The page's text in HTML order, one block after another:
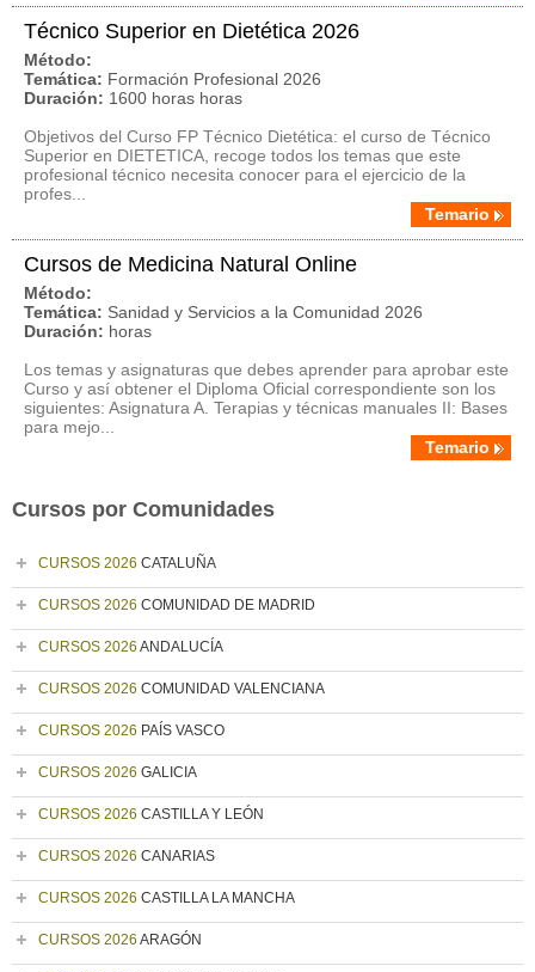
Técnico Superior en Dietética 2026
Método:
Temática: Formación Profesional 2026
Duración: 1600 horas horas
Objetivos del Curso FP Técnico Dietética: el curso de Técnico
Superior en DIETETICA, recoge todos los temas que este
profesional técnico necesita conocer para el ejercicio de la
profes...
Temario
Cursos de Medicina Natural Online
Método:
Temática: Sanidad y Servicios a la Comunidad 2026
Duración: horas
Los temas y asignaturas que debes aprender para aprobar este
Curso y así obtener el Diploma Oficial correspondiente son los
siguientes: Asignatura A. Terapias y técnicas manuales II: Bases
para mejo...
Temario
Cursos por Comunidades
CURSOS 2026 CATALUÑA
CURSOS 2026 COMUNIDAD DE MADRID
CURSOS 2026 ANDALUCÍA
CURSOS 2026 COMUNIDAD VALENCIANA
CURSOS 2026 PAÍS VASCO
CURSOS 2026 GALICIA
CURSOS 2026 CASTILLA Y LEÓN
CURSOS 2026 CANARIAS
CURSOS 2026 CASTILLA LA MANCHA
CURSOS 2026 ARAGÓN